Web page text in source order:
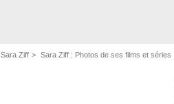
Sara Ziff Sara Ziff : Photos de ses films et séries